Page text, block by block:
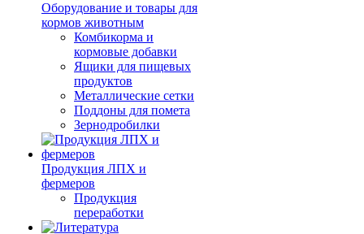
Оборудование и товары для
кормов животным
Комбикорма и
кормовые добавки
Ящики для пищевых
продуктов
Металлические сетки
Поддоны для помета
Зернодробилки
Продукция ЛПХ и
фермеров
Продукция
переработки